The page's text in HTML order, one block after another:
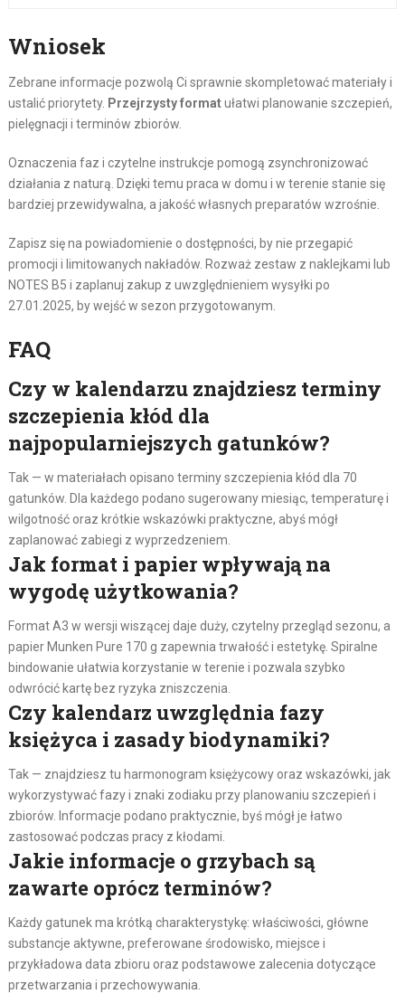
Wniosek
Zebrane informacje pozwolą Ci sprawnie skompletować materiały i
ustalić priorytety. Przejrzysty formatułatwi planowanie szczepień,
pielęgnacji i terminów zbiorów.
Oznaczenia faz i czytelne instrukcje pomogą zsynchronizować
działania z naturą. Dzięki temu praca w domu i w terenie stanie się
bardziej przewidywalna, a jakość własnych preparatów wzrośnie.
Zapisz się na powiadomienie o dostępności, by nie przegapić
promocji i limitowanych nakładów. Rozważ zestaw z naklejkami lub
NOTES B5 i zaplanuj zakup z uwzględnieniem wysyłki po
27.01.2025, by wejść w sezon przygotowanym.
FAQ
Czy w kalendarzu znajdziesz terminy
szczepienia kłód dla
najpopularniejszych gatunków?
Tak — w materiałach opisano terminy szczepienia kłód dla 70
gatunków. Dla każdego podano sugerowany miesiąc, temperaturę i
wilgotność oraz krótkie wskazówki praktyczne, abyś mógł
zaplanować zabiegi z wyprzedzeniem.
Jak format i papier wpływają na
wygodę użytkowania?
Format A3 w wersji wiszącej daje duży, czytelny przegląd sezonu, a
papier Munken Pure 170 g zapewnia trwałość i estetykę. Spiralne
bindowanie ułatwia korzystanie w terenie i pozwala szybko
odwrócić kartę bez ryzyka zniszczenia.
Czy kalendarz uwzględnia fazy
księżyca i zasady biodynamiki?
Tak — znajdziesz tu harmonogram księżycowy oraz wskazówki, jak
wykorzystywać fazy i znaki zodiaku przy planowaniu szczepień i
zbiorów. Informacje podano praktycznie, byś mógł je łatwo
zastosować podczas pracy z kłodami.
Jakie informacje o grzybach są
zawarte oprócz terminów?
Każdy gatunek ma krótką charakterystykę: właściwości, główne
substancje aktywne, preferowane środowisko, miejsce i
przykładowa data zbioru oraz podstawowe zalecenia dotyczące
przetwarzania i przechowywania.